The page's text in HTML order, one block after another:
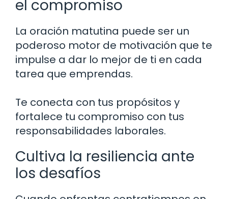
el compromiso
La oración matutina puede ser un
poderoso motor de motivación que te
impulse a dar lo mejor de ti en cada
tarea que emprendas.
Te conecta con tus propósitos y
fortalece tu compromiso con tus
responsabilidades laborales.
Cultiva la resiliencia ante
los desafíos